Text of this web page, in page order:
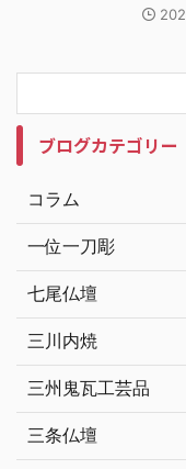
ブログカテゴリー
コラム
一位一刀彫
七尾仏壇
三川内焼
三州鬼瓦工芸品
三条仏壇